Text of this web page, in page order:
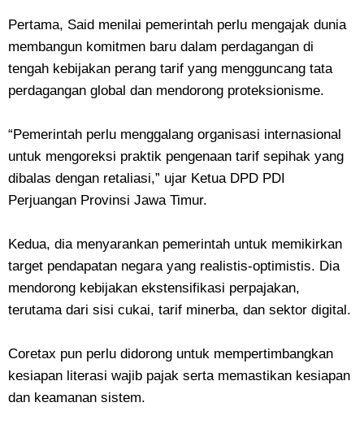
Pertama, Said menilai pemerintah perlu mengajak dunia
membangun komitmen baru dalam perdagangan di
tengah kebijakan perang tarif yang mengguncang tata
perdagangan global dan mendorong proteksionisme.
“Pemerintah perlu menggalang organisasi internasional
untuk mengoreksi praktik pengenaan tarif sepihak yang
dibalas dengan retaliasi,” ujar Ketua DPD PDI
Perjuangan Provinsi Jawa Timur.
Kedua, dia menyarankan pemerintah untuk memikirkan
target pendapatan negara yang realistis-optimistis. Dia
mendorong kebijakan ekstensifikasi perpajakan,
terutama dari sisi cukai, tarif minerba, dan sektor digital.
Coretax pun perlu didorong untuk mempertimbangkan
kesiapan literasi wajib pajak serta memastikan kesiapan
dan keamanan sistem.